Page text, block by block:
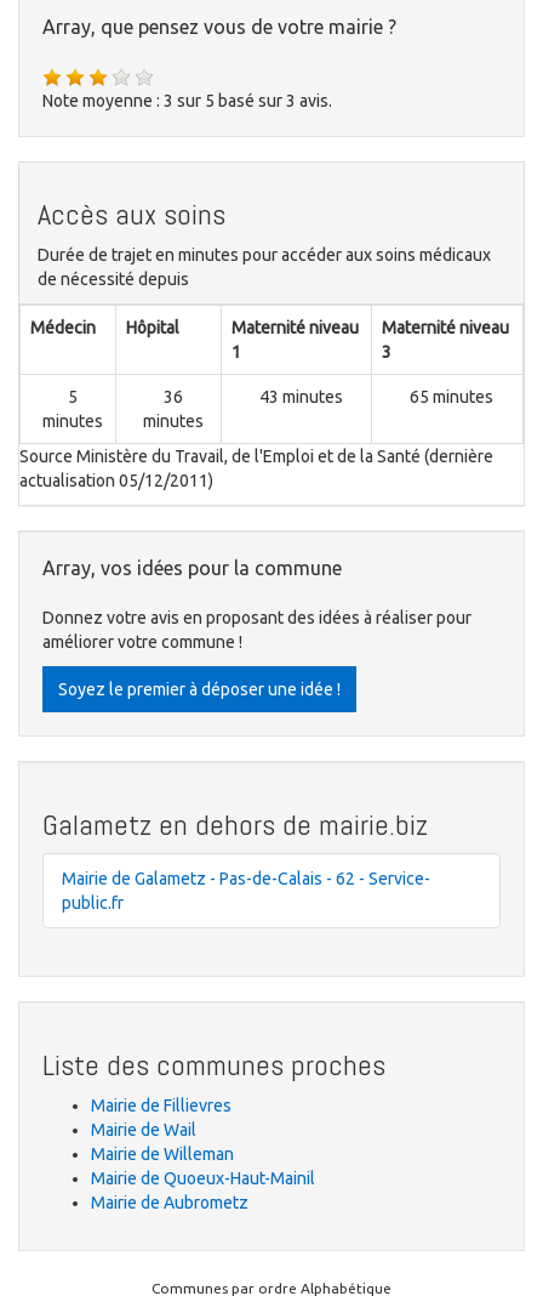
Array, que pensez vous de votre mairie ?
Note moyenne : 3 sur 5 basé sur3 avis.
Accès aux soins
Durée de trajet en minutes pour accéder aux soins médicaux
de nécessité depuis
Médecin Hôpital
Maternité niveau
1
Maternité niveau
3
5
minutes
36
minutes
43 minutes 65 minutes
Source Ministère du Travail, de l'Emploi et de la Santé (dernière
actualisation 05/12/2011)
Array, vos idées pour la commune
Donnez votre avis en proposant des idées à réaliser pour
améliorer votre commune !
Soyez le premier à déposer une idée !
Galametz en dehors de mairie.biz
Mairie de Galametz - Pas-de-Calais - 62 - Service-
public.fr
Liste des communes proches
Mairie de Fillievres
Mairie de Wail
Mairie de Willeman
Mairie de Quoeux-Haut-Mainil
Mairie de Aubrometz
Communes par ordre Alphabétique